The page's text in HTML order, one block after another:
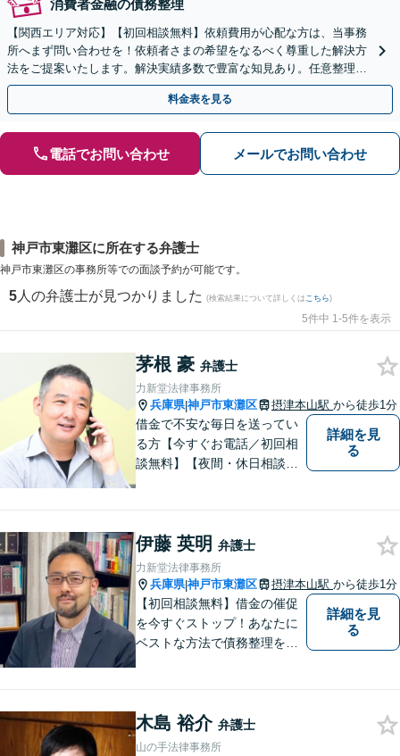
消費者金融の債務整理
【関西エリア対応】【初回相談無料】依頼費用が心配な方は、当事務
所へまず問い合わせを！依頼者さまの希望をなるべく尊重した解決方
法をご提案いたします。解決実績多数で豊富な知見あり。任意整理／
自己破産など【休日・夜間対応可】
料金表を見る
電話でお問い合わせ メールでお問い合わせ
神戸市東灘区に所在する弁護士
神戸市東灘区の事務所等での面談予約が可能です。
5 人の弁護士が見つかりました (検索結果について詳しくは こちら)
5件中 1-5件を表示
茅根 豪 弁護士
力新堂法律事務所
兵庫県|神戸市東灘区 摂津本山駅 から徒歩1分
借金で不安な毎日を送ってい
る方【今すぐお電話／初回相
談無料】【夜間・休日相談
害／問題社員／クレーマー／
債務整理）借金の解決実績は1
00件以上！
詳細を見
る
伊藤 英明 弁護士
力新堂法律事務所
兵庫県|神戸市東灘区 摂津本山駅 から徒歩1分
【初回相談無料】借金の催促
を今すぐストップ！あなたに
ベストな方法で債務整理をサ
イエンスの博士号も保有）と
交渉経験が豊富な弁護士
詳細を見
る
木島 裕介 弁護士
山の手法律事務所